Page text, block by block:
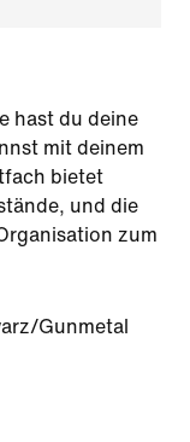
hast du deine
mit deinem
bietet
und die
zum
Gunmetal